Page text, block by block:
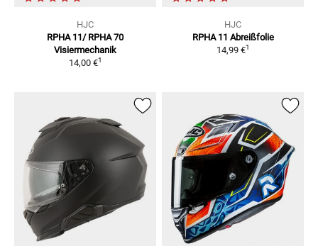
HJC
RPHA 11/ RPHA 70
Visiermechanik
14,00 €1
HJC
RPHA 11 Abreißfolie
14,99 €1